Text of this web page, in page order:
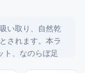
い取り、自然乾
されます。本ラ
ト、なのらぼ足